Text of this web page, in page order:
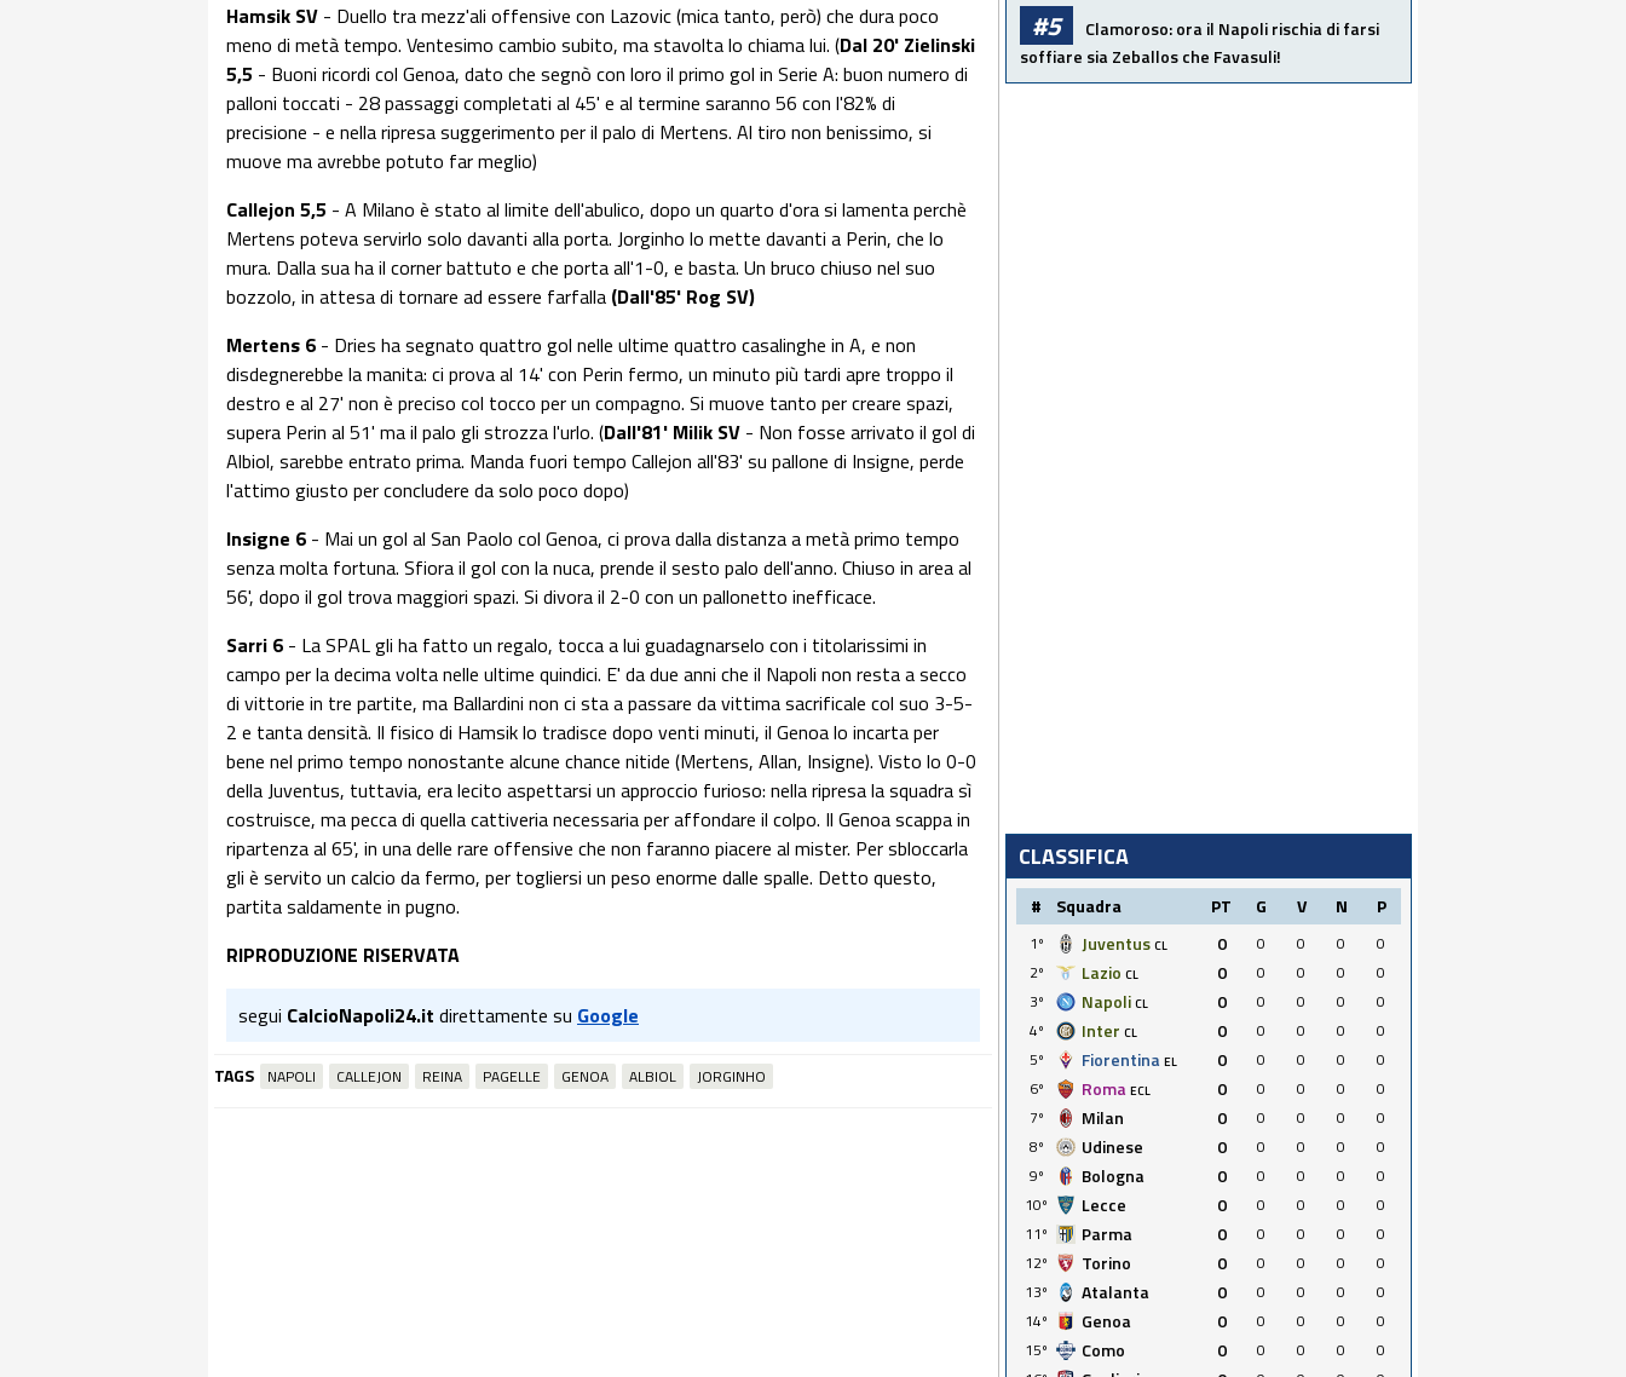
Hamsik SV - Duello tra mezz'ali offensive con Lazovic (mica tanto, però) che dura poco
meno di metà tempo. Ventesimo cambio subito, ma stavolta lo chiama lui. (Dal 20' Zielinski
5,5 - Buoni ricordi col Genoa, dato che segnò con loro il primo gol in Serie A: buon numero di
palloni toccati - 28 passaggi completati al 45' e al termine saranno 56 con l'82% di
precisione - e nella ripresa suggerimento per il palo di Mertens. Al tiro non benissimo, si
muove ma avrebbe potuto far meglio)
Callejon 5,5 - A Milano è stato al limite dell'abulico, dopo un quarto d'ora si lamenta perchè
Mertens poteva servirlo solo davanti alla porta. Jorginho lo mette davanti a Perin, che lo
mura. Dalla sua ha il corner battuto e che porta all'1-0, e basta. Un bruco chiuso nel suo
bozzolo, in attesa di tornare ad essere farfalla (Dall'85' Rog SV)
Mertens 6 - Dries ha segnato quattro gol nelle ultime quattro casalinghe in A, e non
disdegnerebbe la manita: ci prova al 14' con Perin fermo, un minuto più tardi apre troppo il
destro e al 27' non è preciso col tocco per un compagno. Si muove tanto per creare spazi,
supera Perin al 51' ma il palo gli strozza l'urlo. (Dall'81' Milik SV - Non fosse arrivato il gol di
Albiol, sarebbe entrato prima. Manda fuori tempo Callejon all'83' su pallone di Insigne, perde
l'attimo giusto per concludere da solo poco dopo)
Insigne 6 - Mai un gol al San Paolo col Genoa, ci prova dalla distanza a metà primo tempo
senza molta fortuna. Sfiora il gol con la nuca, prende il sesto palo dell'anno. Chiuso in area al
56', dopo il gol trova maggiori spazi. Si divora il 2-0 con un pallonetto inefficace.
Sarri 6 - La SPAL gli ha fatto un regalo, tocca a lui guadagnarselo con i titolarissimi in
campo per la decima volta nelle ultime quindici. E' da due anni che il Napoli non resta a secco
di vittorie in tre partite, ma Ballardini non ci sta a passare da vittima sacrificale col suo 3-5-
2 e tanta densità. Il fisico di Hamsik lo tradisce dopo venti minuti, il Genoa lo incarta per
bene nel primo tempo nonostante alcune chance nitide (Mertens, Allan, Insigne). Visto lo 0-0
della Juventus, tuttavia, era lecito aspettarsi un approccio furioso: nella ripresa la squadra sì
costruisce, ma pecca di quella cattiveria necessaria per affondare il colpo. Il Genoa scappa in
ripartenza al 65', in una delle rare offensive che non faranno piacere al mister. Per sbloccarla
gli è servito un calcio da fermo, per togliersi un peso enorme dalle spalle. Detto questo,
partita saldamente in pugno.
RIPRODUZIONE RISERVATA
segui CalcioNapoli24.it direttamente su Google
TAGS NAPOLI CALLEJON REINA PAGELLE GENOA ALBIOL JORGINHO
#5
Clamoroso: ora il Napoli rischia di farsi
soffiare sia Zeballos che Favasuli!
CLASSIFICA
# Squadra PT G V N P
1º Juventus CL 0 0 0 0
0
2º
Lazio CL 0 0 0 0
0
3º
Napoli CL 0 0 0 0
0
4º
Inter CL 0 0 0 0
0
5º
Fiorentina EL 0 0 0 0
0
6º
Roma ECL 0 0 0 0
0
7º
Milan 0 0 0 0
0
8º
Udinese 0 0 0 0
0
9º
Bologna 0 0 0 0
0
10º
Lecce 0 0 0 0
0
11º
Parma 0 0 0 0
0
12º
Torino 0 0 0 0
0
13º
Atalanta 0 0 0 0
0
14º
Genoa 0 0 0 0
0
15º
Como 0 0 0 0
0